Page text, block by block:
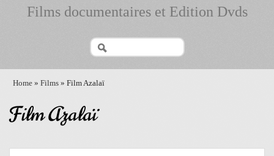
Films documentaires et Edition Dvds
Home » Films » Film Azalaï
Film Azalaï